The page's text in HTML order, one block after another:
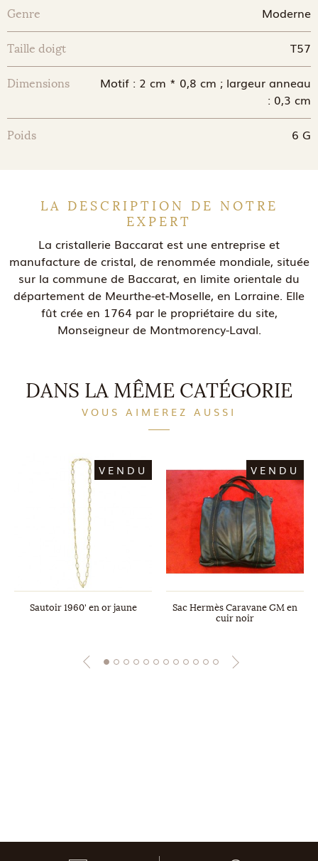
Genre Moderne
Taille doigt T57
Dimensions
Motif : 2 cm * 0,8 cm ; largeur anneau
: 0,3 cm
Poids 6 G
LA DESCRIPTION DE NOTRE
EXPERT
La cristallerie Baccarat est une entreprise et
manufacture de cristal, de renommée mondiale, située
sur la commune de Baccarat, en limite orientale du
département de Meurthe-et-Moselle, en Lorraine. Elle
fût crée en 1764 par le propriétaire du site,
Monseigneur de Montmorency-Laval.
DANS LA MÊME CATÉGORIE
VOUS AIMEREZ AUSSI
VENDU
Sautoir 1960' en or jaune
VENDU
Sac Hermès Caravane GM en
cuir noir